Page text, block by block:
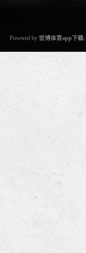
Powered by 世博体育app下载